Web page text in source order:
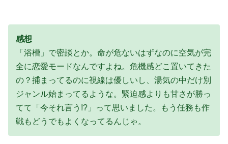
感想
「浴槽」で密談とか。命が危ないはずなのに空気が完
全に恋愛モードなんですよね。危機感どこ置いてきた
の？捕まってるのに視線は優しいし、湯気の中だけ別
ジャンル始まってるような。緊迫感よりも甘さが勝っ
てて「今それ言う!?」って思いました。もう任務も作
戦もどうでもよくなってるんじゃ。